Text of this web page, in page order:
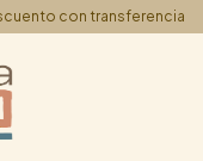
con transferencia